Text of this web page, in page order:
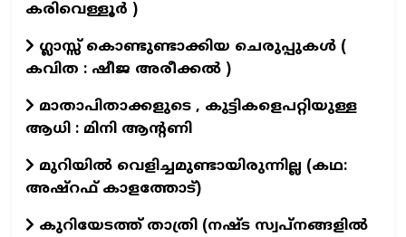
കരിവെള്ളൂർ )
ഗ്ലാസ്സ് കൊണ്ടുണ്ടാക്കിയ ചെരുപ്പുകൾ (
കവിത : ഷീജ അരീക്കൽ )
മാതാപിതാക്കളുടെ , കുട്ടികളെപറ്റിയുള്ള
ആധി : മിനി ആന്റണി
മുറിയിൽ വെളിച്ചമുണ്ടായിരുന്നില്ല (കഥ:
അഷ്റഫ് കാളത്തോട്)
കുറിയേടത്ത് താത്രി (നഷ്ട സ്വപ്നങ്ങളിൽ